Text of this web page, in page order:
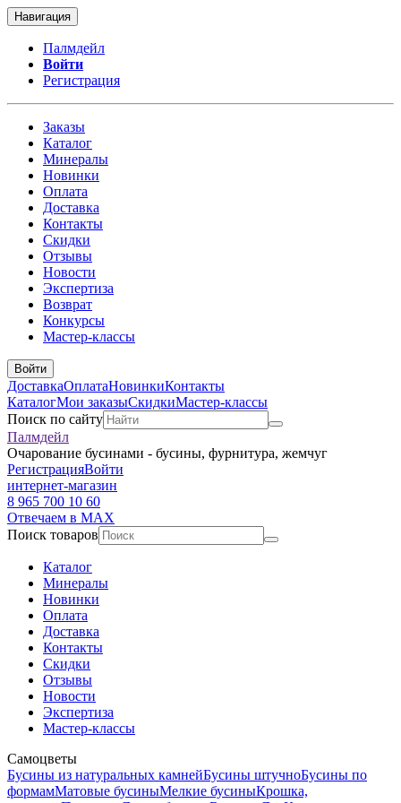
Навигация
Палмдейл
Войти
Регистрация
Заказы
Каталог
Минералы
Новинки
Оплата
Доставка
Контакты
Скидки
Отзывы
Новости
Экспертиза
Возврат
Конкурсы
Мастер-классы
Войти
ДоставкаОплатаНовинкиКонтакты
КаталогМои заказыСкидкиМастер-классы
Поиск по сайту
Палмдейл
Очарование бусинами - бусины, фурнитура, жемчуг
РегистрацияВойти
интернет-магазин
8 965 700 10 60
Отвечаем в MAX
Поиск товаров
Каталог
Минералы
Новинки
Оплата
Доставка
Контакты
Скидки
Отзывы
Новости
Экспертиза
Мастер-классы
Самоцветы
Бусины из натуральных камнейБусины штучноБусины по
формамМатовые бусиныМелкие бусиныКрошка,